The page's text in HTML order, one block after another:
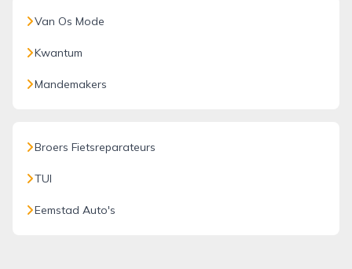
Van Os Mode
Kwantum
Mandemakers
Broers Fietsreparateurs
TUI
Eemstad Auto's